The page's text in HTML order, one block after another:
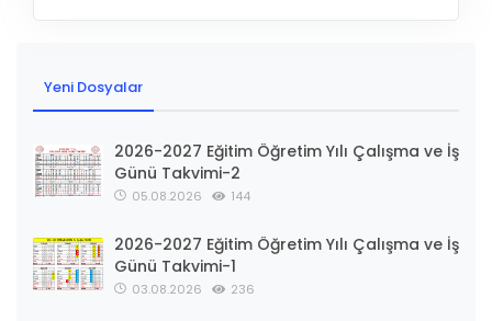
Yeni Dosyalar
2026-2027 Eğitim Öğretim Yılı Çalışma ve İş
Günü Takvimi-2
05.08.2026 144
2026-2027 Eğitim Öğretim Yılı Çalışma ve İş
Günü Takvimi-1
03.08.2026 236